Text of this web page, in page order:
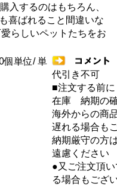
入するのはもちろん、
喜ばれること間違いな
らしいペットたちをお
個単位/ 単
代引き不可
■注文する前に
在庫 納期の
海外からの商
遅れる場合も
納期厳守の方
遠慮ください
●又ご注文頂
る場合もござ